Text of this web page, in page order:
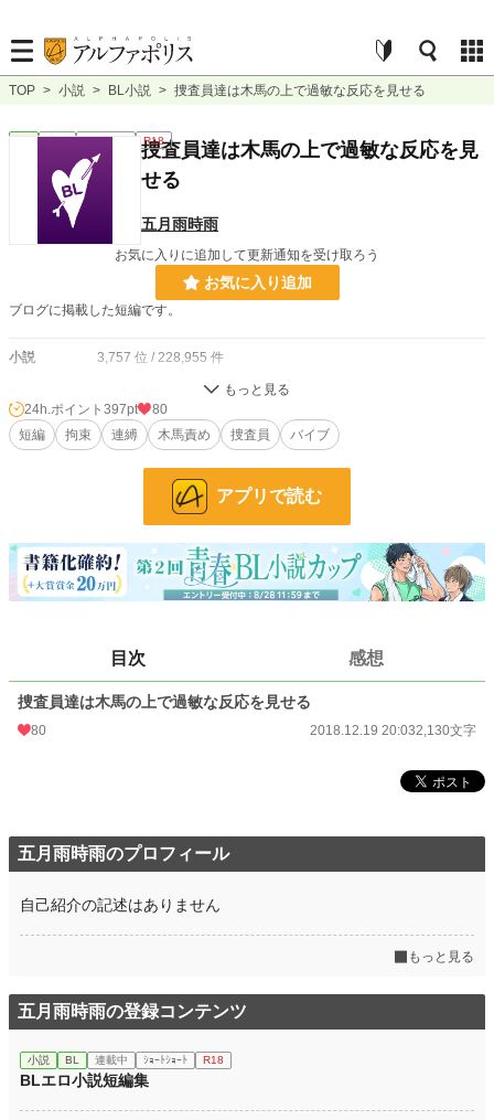
TOP > 小説 > BL小説 > 捜査員達は木馬の上で過敏な反応を見せる
完結 ｼｮｰﾄｼｮｰﾄ R18
捜査員達は木馬の上で過敏な反応を見
せる
五月雨時雨
お気に入りに追加して更新通知を受け取ろう
お気に入り追加
ブログに掲載した短編です。
小説 3,757 位 / 228,955 件
お気に入り 148
更新日時 2018.12.19 20:03
初回公開日時 2018.12.19 20:03
2,581 pt (3,841 位)
月間ポイント 11,922 pt (3,856 位)
24h.ポイント 397pt
80
短編
拘束 連縛 木馬責め 捜査員 バイブ
アプリで読む
目次 感想
捜査員達は木馬の上で過敏な反応を見せる
80 2018.12.19 20:032,130文字
五月雨時雨のプロフィール
自己紹介の記述はありません
もっと見る
五月雨時雨の登録コンテンツ
小説 BL 連載中 ｼｮｰﾄｼｮｰﾄ R18
BLエロ小説短編集